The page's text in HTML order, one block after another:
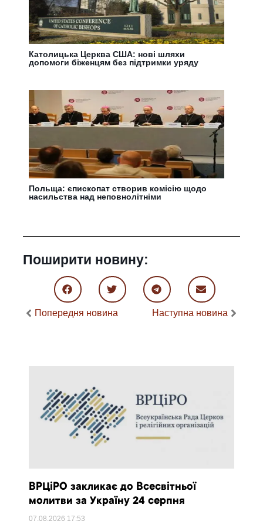
Католицька Церква США: нові шляхи
допомоги біженцям без підтримки уряду
Польща: єпископат створив комісію щодо
насильства над неповнолітніми
Поширити новину:
Попередня новина Наступна новина
ВРЦіРО закликає до Всесвітньої
молитви за Україну 24 серпня
07.08.2026 17:53